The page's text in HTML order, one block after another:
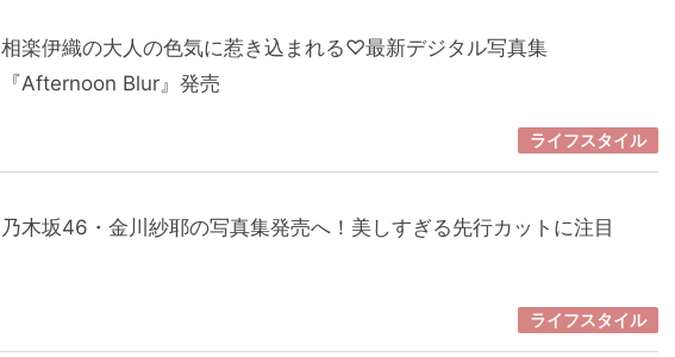
相楽伊織の大人の色気に惹き込まれる♡最新デジタル写真集
『Afternoon Blur』発売
ライフスタイル
乃木坂46・金川紗耶の写真集発売へ！美しすぎる先行カットに注目
ライフスタイル